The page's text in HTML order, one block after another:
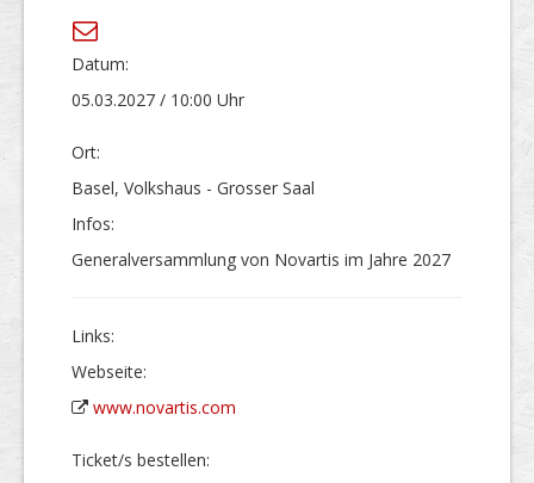
Datum:
05.03.2027 / 10:00 Uhr
Ort:
Basel, Volkshaus - Grosser Saal
Infos:
Generalversammlung von Novartis im Jahre 2027
Links:
Webseite:
www.novartis.com
Ticket/s bestellen: